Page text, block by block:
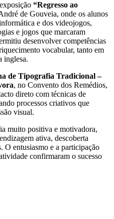
“Regresso ao
de Gouveia, onde os alunos
e dos videojogos,
e jogos que marcaram
desenvolver competências
vocabular, tanto em
inglesa.
de Tipografia Tradicional –
, no Convento dos Remédios,
direto com técnicas de
processos criativos que
visual.
muito positiva e motivadora,
ativa, descoberta
O entusiasmo e a participação
confirmaram o sucesso